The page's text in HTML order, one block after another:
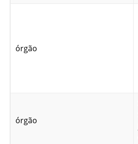
órgão
órgão